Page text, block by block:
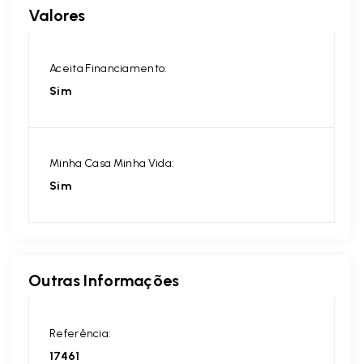
Valores
Aceita Financiamento:
Sim
Minha Casa Minha Vida:
Sim
Outras Informações
Referência:
17461